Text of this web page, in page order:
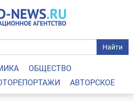
Найти
ОБЩЕСТВО
АВТОРСКОЕ